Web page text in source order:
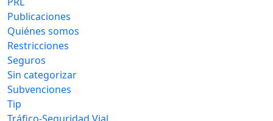
Publicaciones
Quiénes somos
Restricciones
Seguros
Sin categorizar
Subvenciones
Tip